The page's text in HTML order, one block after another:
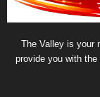
The Valley is your
provide you with